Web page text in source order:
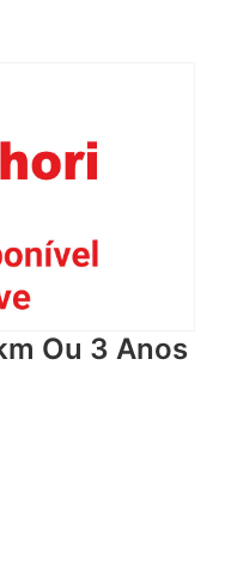
Ou 3 Anos